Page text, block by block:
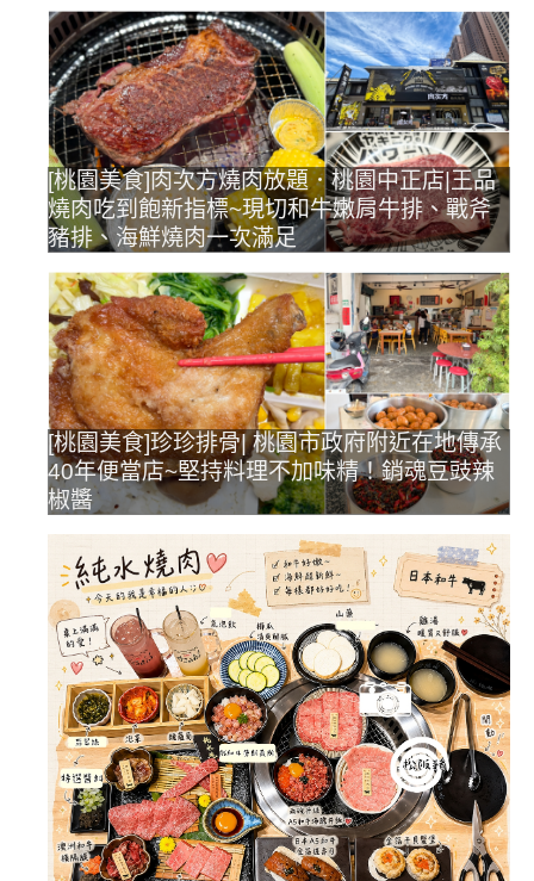
[桃園美食]肉次方燒肉放題．桃園中正店|王品
燒肉吃到飽新指標~現切和牛嫩肩牛排、戰斧
豬排、海鮮燒肉一次滿足
[桃園美食]珍珍排骨| 桃園市政府附近在地傳承
40年便當店~堅持料理不加味精！銷魂豆豉辣
椒醬